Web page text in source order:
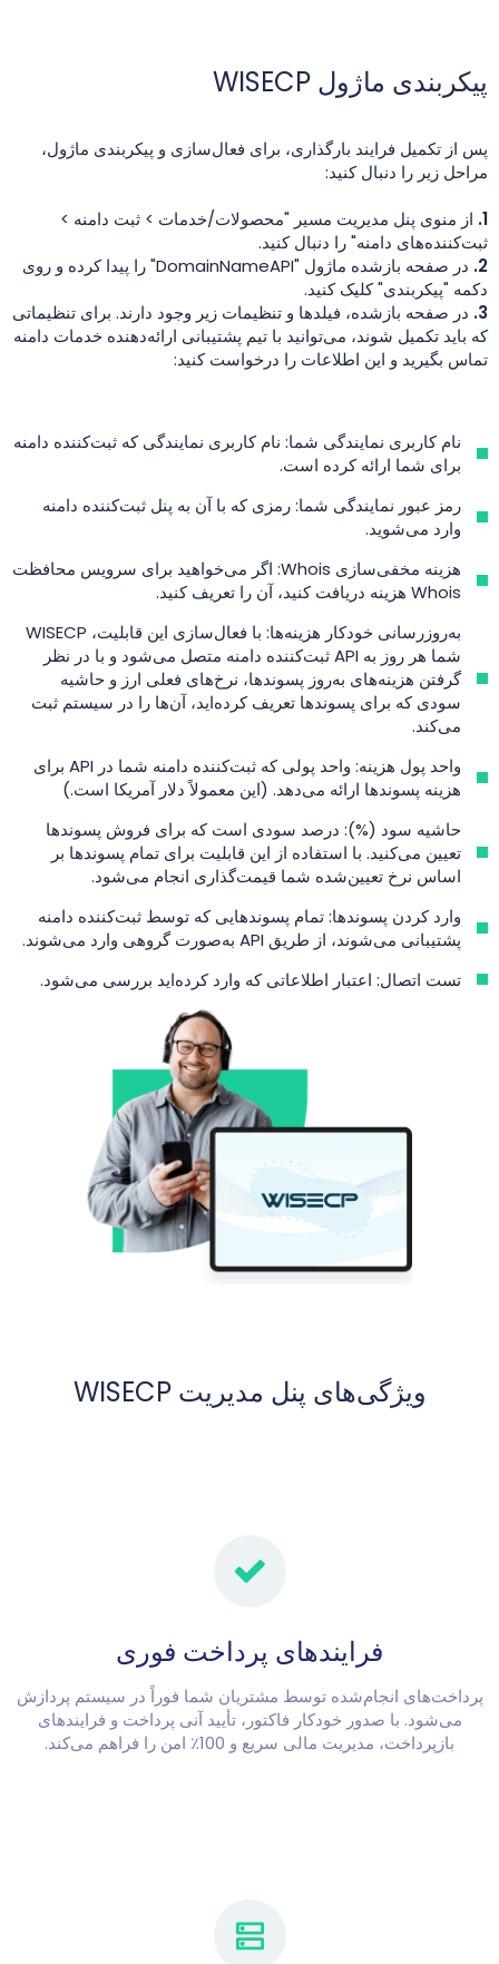
پیکربندی ماژول WISECP
پس از تکمیل فرایند بارگذاری، برای فعال‌سازی و پیکربندی ماژول،
مراحل زیر را دنبال کنید:
1. از منوی پنل مدیریت مسیر "محصولات/خدمات > ثبت دامنه >
ثبت‌کننده‌های دامنه" را دنبال کنید.
2.
در صفحه بازشده ماژول "DomainNameAPI" را پیدا کرده و روی
دکمه "پیکربندی" کلیک کنید.
3. در صفحه بازشده، فیلدها و تنظیمات زیر وجود دارند. برای تنظیماتی
که باید تکمیل شوند، می‌توانید با تیم پشتیبانی ارائه‌دهنده خدمات دامنه
تماس بگیرید و این اطلاعات را درخواست کنید:
نام کاربری نمایندگی شما: نام کاربری نمایندگی که ثبت‌کننده دامنه
برای شما ارائه کرده است.
رمز عبور نمایندگی شما: رمزی که با آن به پنل ثبت‌کننده دامنه
وارد می‌شوید.
هزینه مخفی‌سازی Whois: اگر می‌خواهید برای سرویس محافظت
Whois هزینه دریافت کنید، آن را تعریف کنید.
به‌روزرسانی خودکار هزینه‌ها: با فعال‌سازی این قابلیت، WISECP
شما هر روز به API ثبت‌کننده دامنه متصل می‌شود و با در نظر
گرفتن هزینه‌های به‌روز پسوندها، نرخ‌های فعلی ارز و حاشیه
سودی که برای پسوندها تعریف کرده‌اید، آن‌ها را در سیستم ثبت
می‌کند.
واحد پول هزینه: واحد پولی که ثبت‌کننده دامنه شما در API برای
هزینه پسوندها ارائه می‌دهد. (این معمولاً دلار آمریکا است.)
حاشیه سود (%): درصد سودی است که برای فروش پسوندها
تعیین می‌کنید. با استفاده از این قابلیت برای تمام پسوندها بر
اساس نرخ تعیین‌شده شما قیمت‌گذاری انجام می‌شود.
وارد کردن پسوندها: تمام پسوندهایی که توسط ثبت‌کننده دامنه
پشتیبانی می‌شوند، از طریق API به‌صورت گروهی وارد می‌شوند.
تست اتصال: اعتبار اطلاعاتی که وارد کرده‌اید بررسی می‌شود.
ویژگی‌های پنل مدیریت WISECP
فرایندهای پرداخت فوری
پرداخت‌های انجام‌شده توسط مشتریان شما فوراً در سیستم پردازش
می‌شود. با صدور خودکار فاکتور، تأیید آنی پرداخت و فرایندهای
بازپرداخت، مدیریت مالی سریع و 100٪ امن را فراهم می‌کند.